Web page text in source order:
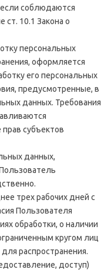
соблюдаются
ст. 10.1 Закона о
персональных
оформляется
его персональных
предусмотренные, в
данных. Требования
субъектов
данных,
трех рабочих дней с
Пользователя
обработки, о наличии
кругом лиц
распространения.
доступ)